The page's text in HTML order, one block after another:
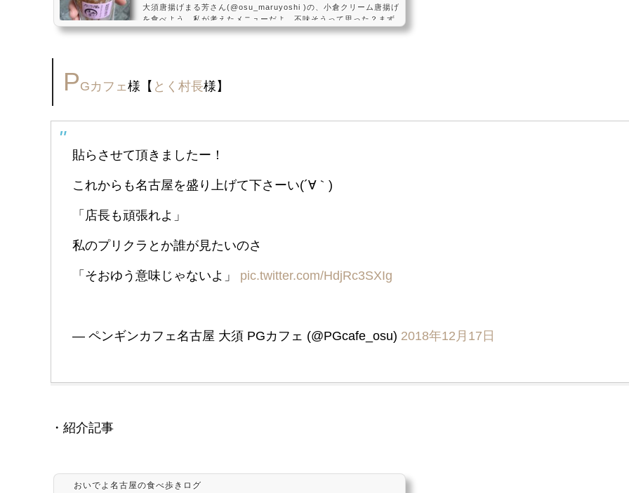
大須唐揚げまる芳さん(@osu_maruyoshi )の、小倉クリーム唐揚げ
を食べよう。私が考えたメニューだよ。不味そうって思った？まず
はその幻想をぶち壊してあげるから、食べてみてね。#飯テロ pic.t
ね・・ 正直私はあんまり美味しくなくても話題に...
PGカフェ様【 とく村長様】
貼らさせて頂きましたー！
これからも名古屋を盛り上げて下さーい(´∀｀)
「店長も頑張れよ」
私のプリクラとか誰が見たいのさ
「そおゆう意味じゃないよ」 pic.twitter.com/HdjRc3SXIg
— ペンギンカフェ名古屋 大須 PGカフェ (@PGcafe_osu) 2018年12月17日
・紹介記事
おいでよ名古屋の食べ歩きログ